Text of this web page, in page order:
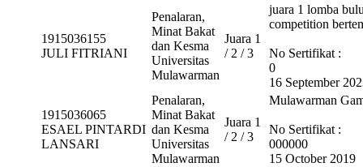
1915036155
JULI FITRIANI
Penalaran,
Minat Bakat
dan Kesma
Universitas
Mulawarman
Juara 1
/ 2 / 3
juara 1 lomba
competition
No Sertifikat :
0
16 September
1915036065
ESAEL PINTARDI
LANSARI
Penalaran,
Minat Bakat
dan Kesma
Universitas
Mulawarman
Juara 1
/ 2 / 3
Mulawarman
No Sertifikat :
000000
15 October 2019